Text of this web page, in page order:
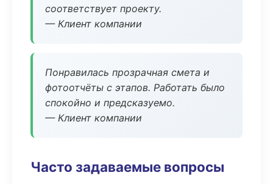
соответствует проекту.
— Клиент компании
Понравилась прозрачная смета и
фотоотчёты с этапов. Работать было
спокойно и предсказуемо.
— Клиент компании
Часто задаваемые вопросы